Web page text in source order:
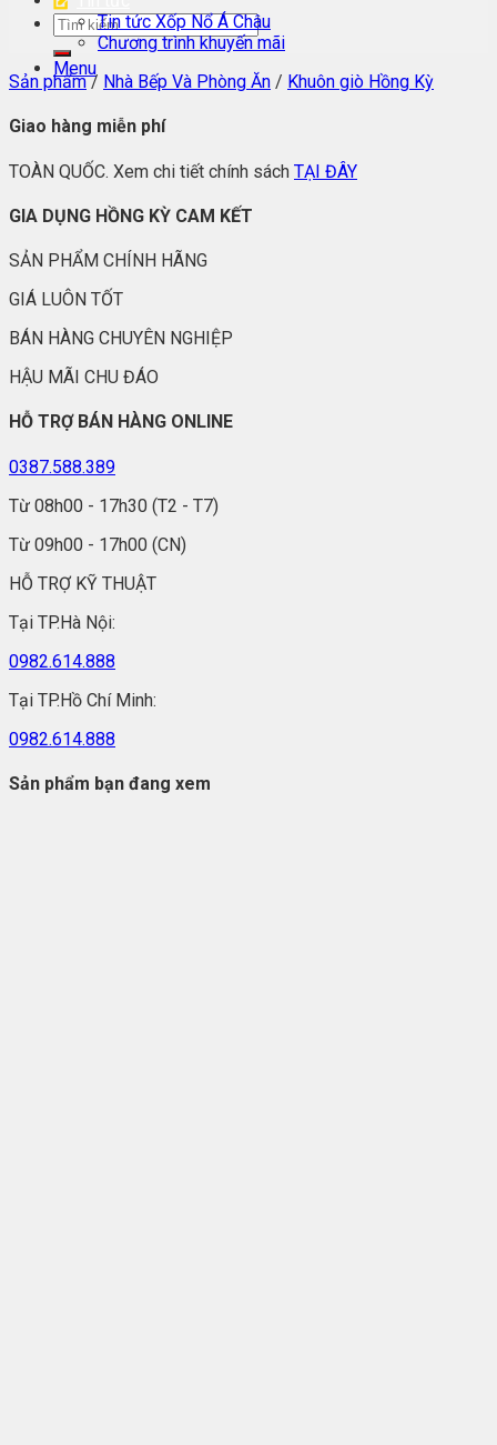
Menu
Tin tức Xốp Nổ Á Châu
Chương trình khuyến mãi
Sản phẩm / Nhà Bếp Và Phòng Ăn / Khuôn giò Hồng Kỳ
Giao hàng miễn phí
TOÀN QUỐC. Xem chi tiết chính sách TẠI ĐÂY
GIA DỤNG HỒNG KỲ CAM KẾT
SẢN PHẨM CHÍNH HÃNG
GIÁ LUÔN TỐT
BÁN HÀNG CHUYÊN NGHIỆP
HẬU MÃI CHU ĐÁO
HỖ TRỢ BÁN HÀNG ONLINE
0387.588.389
Từ 08h00 - 17h30 (T2 - T7)
Từ 09h00 - 17h00 (CN)
HỖ TRỢ KỸ THUẬT
Tại TP.Hà Nội:
0982.614.888
Tại TP.Hồ Chí Minh:
0982.614.888
Sản phẩm bạn đang xem